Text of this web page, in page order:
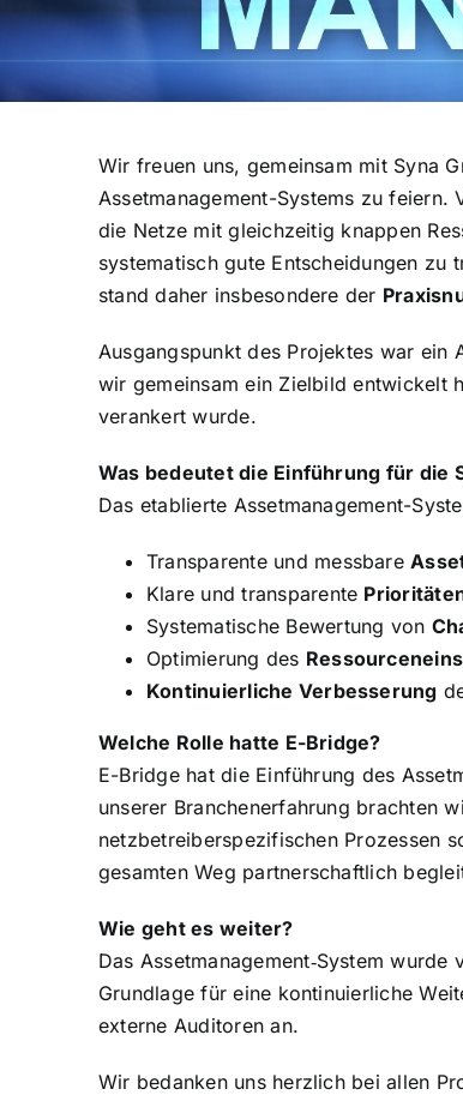
Wir freuen uns, gemeinsam mit Syna
Assetmanagement-Systems zu
die Netze mit gleichzeitig knappen
systematisch gute Entscheidungen zu
stand daher insbesondere der
Ausgangspunkt des Projektes war ein
wir gemeinsam ein Zielbild entwickelt
verankert wurde.
Was bedeutet die Einführung für die
Das etablierte Assetmanagement-
Transparente und messbare
Klare und transparente
Systematische Bewertung von
Optimierung des
Kontinuierliche Verbesserung
Welche Rolle hatte E-Bridge?
E-Bridge hat die Einführung des
unserer Branchenerfahrung brachten
netzbetreiberspezifischen Prozessen
gesamten Weg partnerschaftlich
Wie geht es weiter?
Das Assetmanagement‑System
Grundlage für eine kontinuierliche
externe Auditoren an.
Wir bedanken uns herzlich bei allen